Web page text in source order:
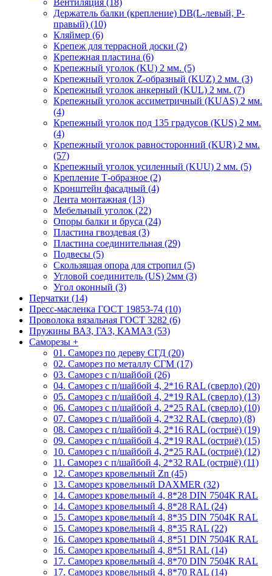
Вентиляция (18)
Держатель балки (крепление) DB(L-левый, P-
правый) (10)
Кляймер (6)
Крепеж для террасной доски (2)
Крепежная пластина (6)
Крепежный уголок (KU) 2 мм. (5)
Крепежный уголок Z-образный (KUZ) 2 мм. (3)
Крепежный уголок анкерный (KUL) 2 мм. (7)
Крепежный уголок ассиметричный (KUAS) 2 мм.
(4)
Крепежный уголок под 135 градусов (KUS) 2 мм.
(4)
Крепежный уголок равносторонний (KUR) 2 мм.
(57)
Крепежный уголок усиленный (KUU) 2 мм. (5)
Крепление Т-образное (2)
Кронштейн фасадный (4)
Лента монтажная (13)
Мебельный уголок (22)
Опоры балки и бруса (24)
Пластина гвоздевая (3)
Пластина соединительная (29)
Подвесы (5)
Скользящая опора для стропил (5)
Угловой соединитель (US) 2мм (3)
Угол оконный (3)
Перчатки (14)
Пресс-масленка ГОСТ 19853-74 (10)
Проволока вязальная ГОСТ 3282 (6)
Пружины ВАЗ, ГАЗ, КАМАЗ (53)
Саморезы +
01. Саморез по дереву СГД (20)
02. Саморез по металлу СГМ (17)
03. Саморез с п/шайбой (26)
04. Саморез с п/шайбой 4, 2*16 RAL (сверло) (20)
05. Саморез с п/шайбой 4, 2*19 RAL (сверло) (13)
06. Саморез с п/шайбой 4, 2*25 RAL (сверло) (10)
07. Саморез с п/шайбой 4, 2*32 RAL (сверло) (8)
08. Саморез с п/шайбой 4, 2*16 RAL (остриё) (19)
09. Саморез с п/шайбой 4, 2*19 RAL (остриё) (15)
10. Саморез с п/шайбой 4, 2*25 RAL (остриё) (12)
11. Саморез с п/шайбой 4, 2*32 RAL (остриё) (11)
12. Саморез кровельный Zn (45)
13. Саморез кровельный DAXMER (32)
14. Саморез кровельный 4, 8*28 DIN 7504К RAL
14. Саморез кровельный 4, 8*28 RAL (24)
15. Саморез кровельный 4, 8*35 DIN 7504К RAL
15. Саморез кровельный 4, 8*35 RAL (22)
16. Саморез кровельный 4, 8*51 DIN 7504К RAL
16. Саморез кровельный 4, 8*51 RAL (14)
17. Саморез кровельный 4, 8*70 DIN 7504К RAL
17. Саморез кровельный 4, 8*70 RAL (14)